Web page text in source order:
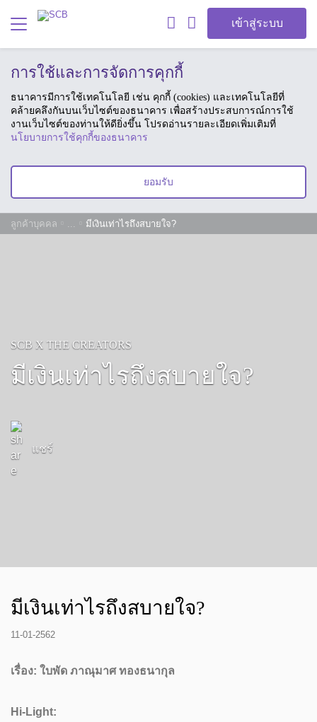
เข้าสู่ระบบ
การใช้และการจัดการคุกกี้
ธนาคารมีการใช้เทคโนโลยี เช่น คุกกี้ (cookies) และเทคโนโลยีที่
คล้ายคลึงกันบนเว็บไซต์ของธนาคาร เพื่อสร้างประสบการณ์การใช้
งานเว็บไซต์ของท่านให้ดียิ่งขึ้น โปรดอ่านรายละเอียดเพิ่มเติมที่
นโยบายการใช้คุกกี้ของธนาคาร
ยอมรับ
ลูกค้าบุคคล ... มีเงินเท่าไรถึงสบายใจ?
SCB X THE CREATORS
มีเงินเท่าไรถึงสบายใจ?
แชร์
มีเงินเท่าไรถึงสบายใจ?
11-01-2562
เรื่อง: ใบพัด ภาณุมาศ ทองธนากุล
Hi-Light: